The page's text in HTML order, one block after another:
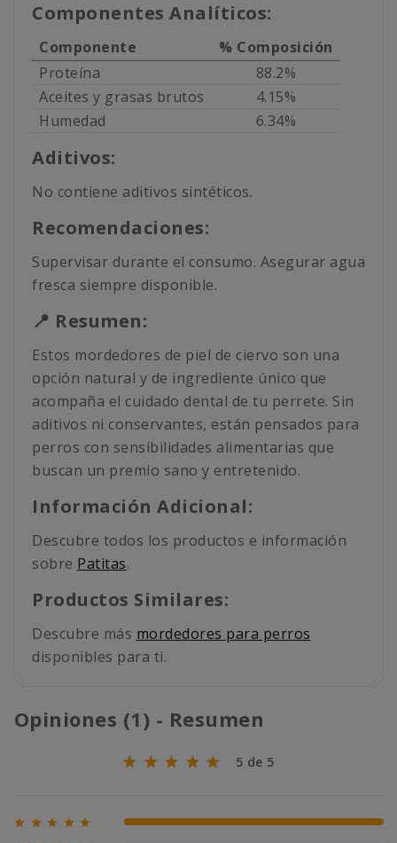
Componentes Analíticos:
Componente
% Composición
Proteína
88.2%
Aceites y grasas brutos
4.15%
Humedad
6.34%
Aditivos:
No contiene aditivos sintéticos.
Recomendaciones:
Supervisar durante el consumo. Asegurar agua
fresca siempre disponible.
📍 Resumen:
Estos mordedores de piel de ciervo son una
opción natural y de ingrediente único que
acompaña el cuidado dental de tu perrete. Sin
aditivos ni conservantes, están pensados para
perros con sensibilidades alimentarias que
buscan un premio sano y entretenido.
Información Adicional:
Descubre todos los productos e información
sobre Patitas.
Productos Similares:
Descubre más mordedores para perros
disponibles para ti.
Opiniones (1) - Resumen
5 de 5
     100% (1)